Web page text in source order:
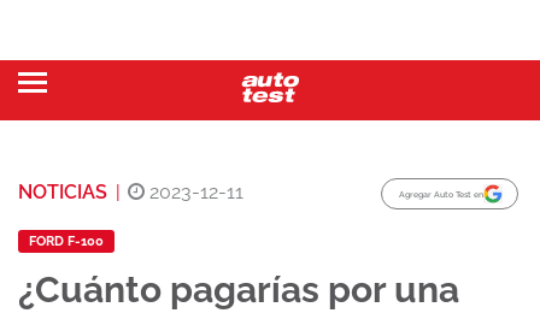
NOTICIAS | 2023-12-11 Agregar Auto Test en
FORD F-100
¿Cuánto pagarías por una